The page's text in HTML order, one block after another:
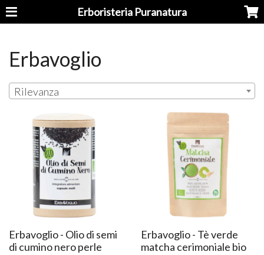
Erboristeria Puranatura
Erbavoglio
Rilevanza
Erbavoglio - Olio di semi
di cumino nero perle
Erbavoglio - Tè verde
matcha cerimoniale bio